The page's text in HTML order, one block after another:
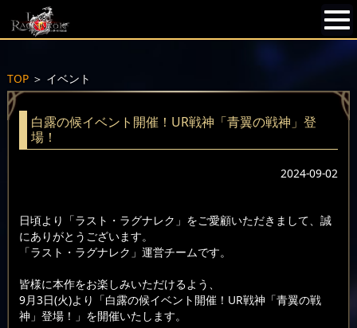
TOP＞ イベント
白露の候イベント開催！UR戦神「青翼の戦神」登
場！
2024-09-02
日頃より「ラスト・ラグナレク」をご愛顧いただきまして、誠
にありがとうございます。
「ラスト・ラグナレク」運営チームです。
皆様に本作をお楽しみいただけるよう、
9月3日(火)より「白露の候イベント開催！UR戦神「青翼の戦
神」登場！」を開催いたします。